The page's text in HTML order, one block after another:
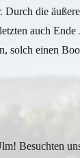
Durch die
auch Ende
solch einen
Besuchten